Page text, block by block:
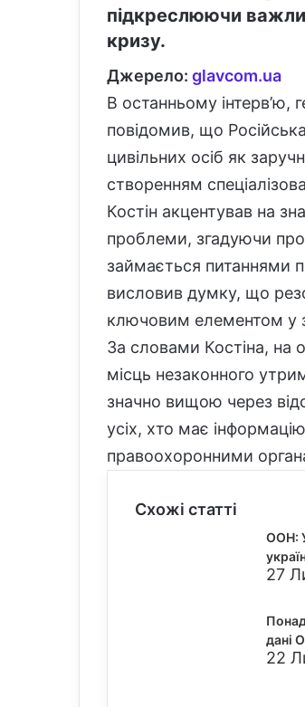
підкреслюючи
кризу.
Джерело: glavcom.ua
В останньому інтерв’ю,
повідомив, що
цивільних осіб як
створенням
Костін акцентував на
проблеми, згадуючи
займається питаннями
висловив думку, що
ключовим елементом у
За словами Костіна, на
місць незаконного
значно вищою через
усіх, хто має
правоохоронними
Схожі статті
ООН: У
27
дані
22